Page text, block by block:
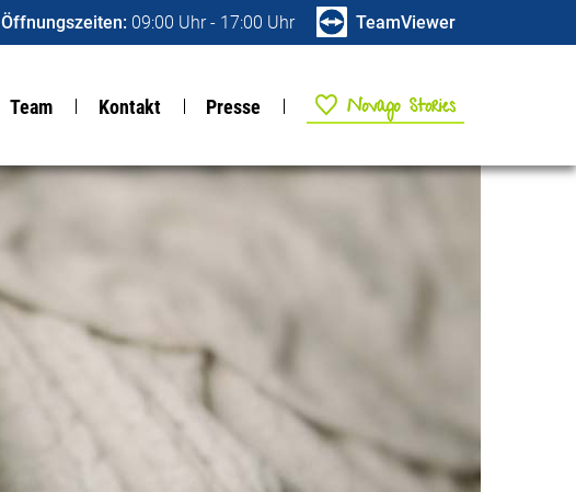
Öffnungszeiten: 09:00 Uhr - 17:00 Uhr TeamViewer
Team Kontakt Presse NOVAGO Stories